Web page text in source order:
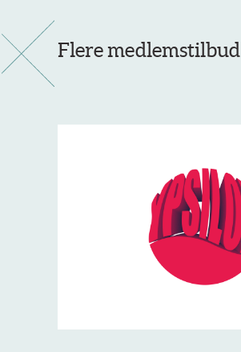
Flere medlemstilbud